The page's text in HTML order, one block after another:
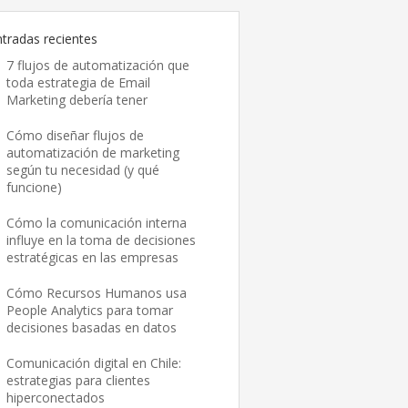
recientes
7 flujos de automatización que
toda estrategia de Email
Marketing debería tener
Cómo diseñar flujos de
automatización de marketing
según tu necesidad (y qué
funcione)
Cómo la comunicación interna
influye en la toma de decisiones
estratégicas en las empresas
Cómo Recursos Humanos usa
People Analytics para tomar
decisiones basadas en datos
Comunicación digital en Chile:
estrategias para clientes
hiperconectados